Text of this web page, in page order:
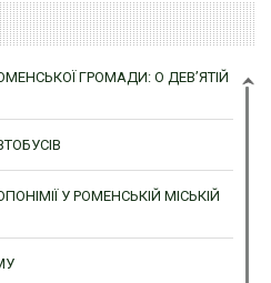
ГРОМАДИ: О ДЕВ’ЯТІЙ
У РОМЕНСЬКІЙ МІСЬКІЙ